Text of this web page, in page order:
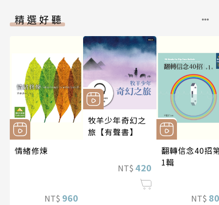
精選好聽
情緒修煉
NT$ 960
牧羊少年奇幻之
旅【有聲書】
NT$ 420
翻轉信念40招
1輯
NT$